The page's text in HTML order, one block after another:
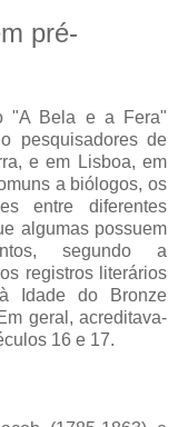
pré-
"A Bela e a Fera"
pesquisadores de
e em Lisboa, em
a biólogos, os
entre diferentes
algumas possuem
segundo a
registros literários
Idade do Bronze
geral, acreditava-
16 e 17.